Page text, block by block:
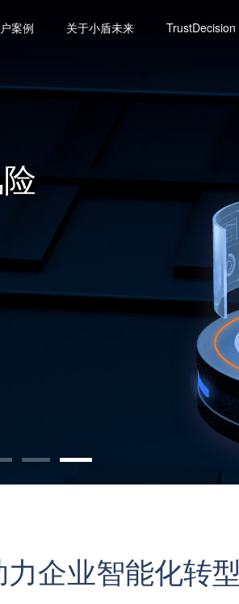
案例 关于小盾未来 TrustDecision
据库
企业智能化转型